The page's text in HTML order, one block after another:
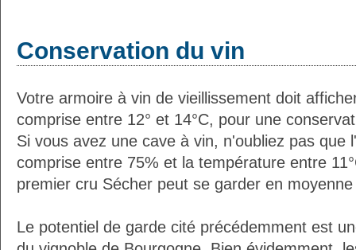
Conservation du vin
Votre armoire à vin de vieillissement doit
comprise entre 12° et 14°C, pour une
Si vous avez une cave à vin, n'oubliez pas que
comprise entre 75% et la température entre
premier cru Sécher peut se garder en
Le potentiel de garde cité précédemment est